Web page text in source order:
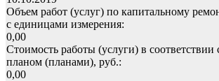
Объем работ (услуг) по капитальному
с единицами измерения:
0,00
Стоимость работы (услуги) в
планом (планами), руб.:
0,00